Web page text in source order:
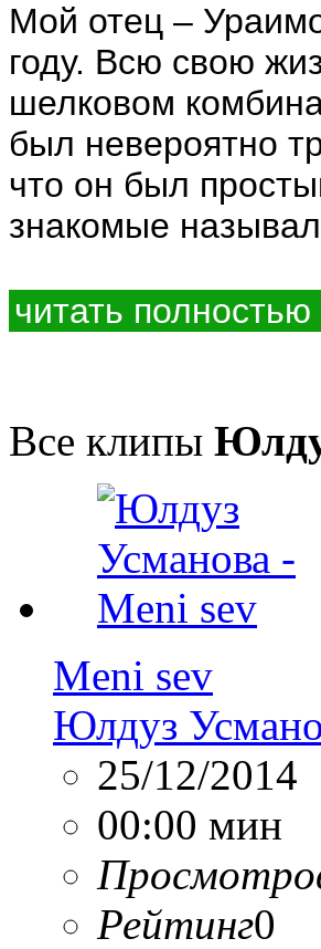
Мой отец –
году. Всю свою
шелковом
был невероятно
что он был
знакомые
читать
Все клипы
Meni sev
Юлдуз
25/12/2014
00:00 мин
Рейтинг0